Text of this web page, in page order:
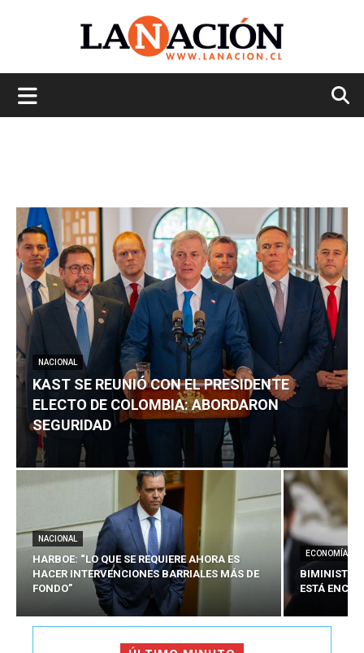
NACIONAL
KAST SE REUNIÓ CON EL PRESIDENTE
ELECTO DE COLOMBIA: ABORDARON
SEGURIDAD
NACIONAL
HARBOE: “LO QUE SE REQUIERE AHORA ES
HACER INTERVENCIONES BARRIALES MÁS DE
FONDO”
ECONOMÍA
BIMINISTRO
ESTÁ